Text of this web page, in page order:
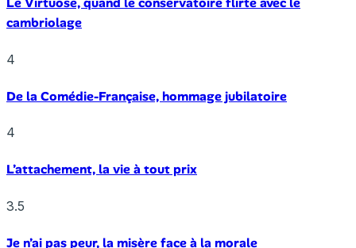
cambriolage
4
De la Comédie-Française, hommage jubilatoire
4
L’attachement, la vie à tout prix
3.5
Je n’ai pas peur, la misère face à la morale